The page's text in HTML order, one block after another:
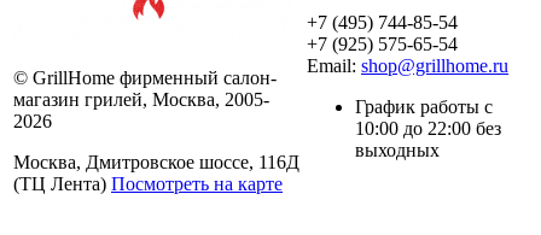
© GrillHome фирменный салон-
магазин грилей, Москва, 2005-
2026
Москва, Дмитровское шоссе, 116Д
(ТЦ Лента) Посмотреть на карте
+7 (495) 744-85-54
+7 (925) 575-65-54
Email: shop@grillhome.ru
График работы с
10:00 до 22:00 без
выходных